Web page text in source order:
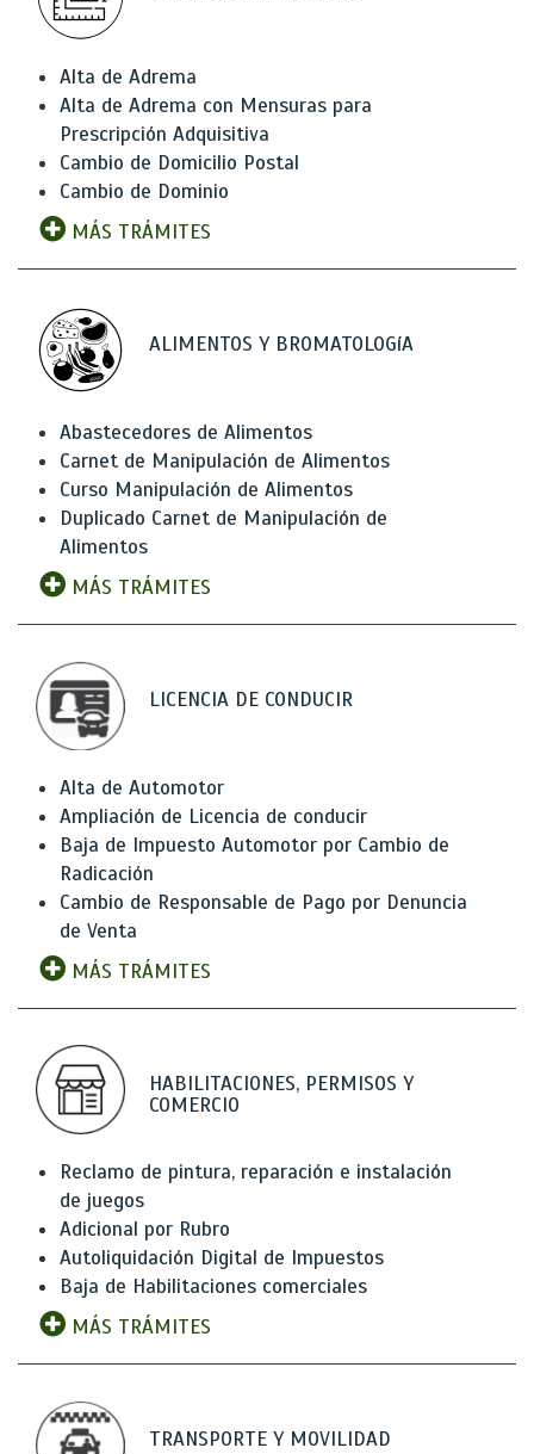
Alta de Adrema
Alta de Adrema con Mensuras para
Prescripción Adquisitiva
Cambio de Domicilio Postal
Cambio de Dominio
MÁS TRÁMITES
ALIMENTOS Y BROMATOLOGíA
Abastecedores de Alimentos
Carnet de Manipulación de Alimentos
Curso Manipulación de Alimentos
Duplicado Carnet de Manipulación de
Alimentos
MÁS TRÁMITES
LICENCIA DE CONDUCIR
Alta de Automotor
Ampliación de Licencia de conducir
Baja de Impuesto Automotor por Cambio de
Radicación
Cambio de Responsable de Pago por Denuncia
de Venta
MÁS TRÁMITES
HABILITACIONES, PERMISOS Y
COMERCIO
Reclamo de pintura, reparación e instalación
de juegos
Adicional por Rubro
Autoliquidación Digital de Impuestos
Baja de Habilitaciones comerciales
MÁS TRÁMITES
TRANSPORTE Y MOVILIDAD